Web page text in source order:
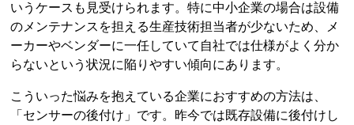
いうケースも見受けられます。特に中小企業の場合は設備
のメンテナンスを担える生産技術担当者が少ないため、メ
ーカーやベンダーに一任していて自社では仕様がよく分か
らないという状況に陥りやすい傾向にあります。
こういった悩みを抱えている企業におすすめの方法は、
「センサーの後付け」です。昨今では既存設備に後付けし